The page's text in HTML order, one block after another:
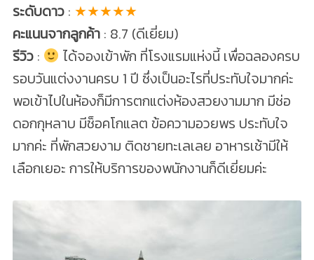
ระดับดาว: ★★★★★
คะแนนจากลูกค้า : 8.7 (ดีเยี่ยม)
รีวิว:
ได้จองเข้าพัก ที่โรงแรมแห่งนี้ เพื่อฉลองครบ
รอบวันแต่งงานครบ 1 ปี ซึ่งเป็นอะไรที่ประทับใจมากค่ะ
พอเข้าไปในห้องก็มีการตกแต่งห้องสวยงามมาก มีช่อ
ดอกกุหลาบ มีช็อคโกแลต ข้อความอวยพร ประทับใจ
มากค่ะ ที่พักสวยงาม ติดชายทะเลเลย อาหารเช้ามีให้
เลือกเยอะ การให้บริการของพนักงานก็ดีเยี่ยมค่ะ